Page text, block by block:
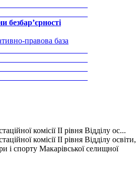
безбар’єрності
правова база
комісії ІІ рівня Відділу ос...
комісії ІІ рівня Відділу освіти,
і спорту Макарівської селищної